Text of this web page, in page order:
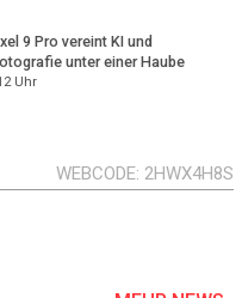
9 Pro vereint KI und
unter einer Haube
Uhr
WEBCODE 2HWX4H8S